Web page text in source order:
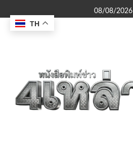
to
content
08/08/2026
TH